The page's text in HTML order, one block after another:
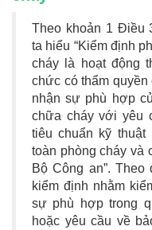
Theo khoản 1 Điều
ta hiểu “Kiểm định
cháy là hoạt động
chức có thẩm
nhận sự phù hợp
chữa cháy với yêu
tiêu chuẩn kỹ
toàn phòng cháy và
Bộ Công an”.
kiểm định nhằm
sự phù hợp trong
hoặc yêu cầu về